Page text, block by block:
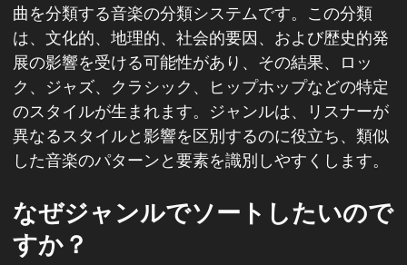
曲を分類する音楽の分類システムです。この分類
は、文化的、地理的、社会的要因、および歴史的発
展の影響を受ける可能性があり、その結果、ロッ
ク、ジャズ、クラシック、ヒップホップなどの特定
のスタイルが生まれます。ジャンルは、リスナーが
異なるスタイルと影響を区別するのに役立ち、類似
した音楽のパターンと要素を識別しやすくします。
なぜジャンルでソートしたいので
すか？